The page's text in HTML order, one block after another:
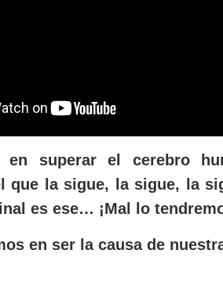
en superar el cerebro
que la sigue, la sigue, la
es ese… ¡Mal lo
en ser la causa de